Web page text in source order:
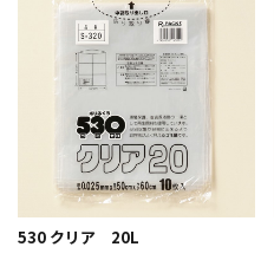
530 クリア 20L